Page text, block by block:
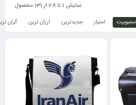
نمایش 1 تا 28 از 131 محصول
محبوبیت امتیاز جدیدترین ارزان ترین گران